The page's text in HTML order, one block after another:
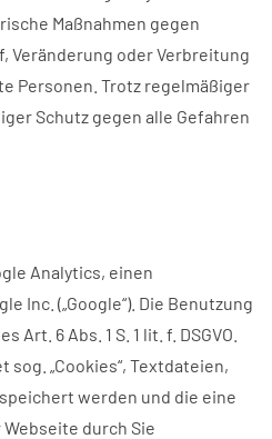
Maßnahmen gegen
Veränderung oder Verbreitung
Personen. Trotz regelmäßiger
Schutz gegen alle Gefahren
Analytics, einen
Inc. („Google“). Die Benutzung
6 Abs. 1 S. 1 lit. f. DSGVO.
„Cookies“, Textdateien,
werden und die eine
durch Sie